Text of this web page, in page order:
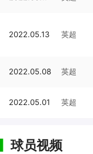
2022.05.13 英超
2022.05.08 英超
2022.05.01 英超
球员视频